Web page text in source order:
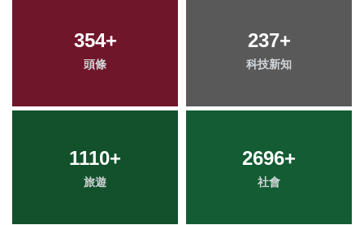
354+
頭條
237+
科技新知
1110+
旅遊
2696+
社會